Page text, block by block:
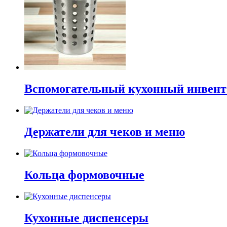
Вспомогательный кухонный
Держатели для чеков и меню
Кольца формовочные
Кухонные диспенсеры